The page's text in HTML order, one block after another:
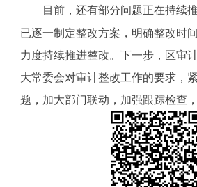
目前，还有部分问题正在持续
已逐一制定整改方案，明确整改时
力度持续推进整改。下一步，区审
大常委会对审计整改工作的要求，
题，加大部门联动，加强跟踪检查